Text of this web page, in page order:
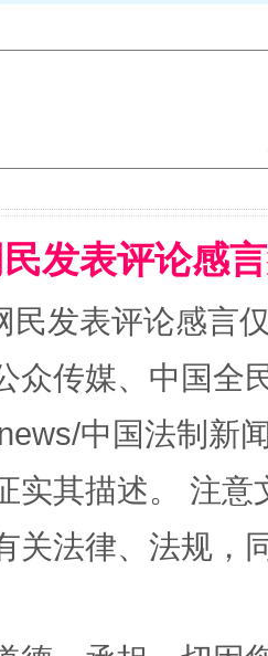
罪" "炒
次搞定
发表评论感
民发表评论感言
众传媒、中国全
中国法制新
实其描述。 注
关法律、法规，